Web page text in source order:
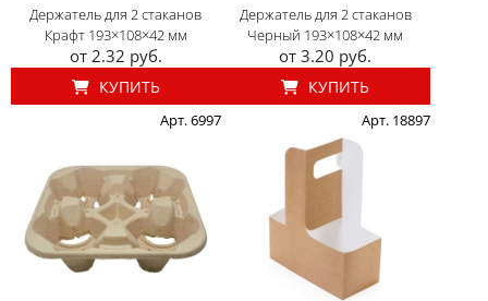
Держатель для 2 стаканов
Крафт 193×108×42 мм
от 2.32 руб.
КУПИТЬ
Держатель для 2 стаканов
Черный 193×108×42 мм
от 3.20 руб.
КУПИТЬ
Арт. 6997 Арт. 18897